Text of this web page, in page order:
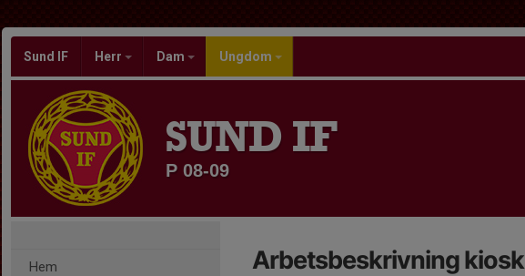
Sund IF Herr Dam Ungdom
SUND IF
P 08-09
Hem Arbetsbeskrivning kiosk